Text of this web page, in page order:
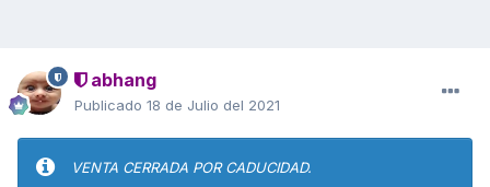
abhang
Publicado 18 de Julio del 2021
VENTA CERRADA POR CADUCIDAD.